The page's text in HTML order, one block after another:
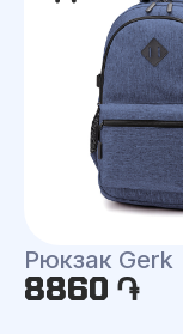
Рюкзак Gerk
8860 ֏